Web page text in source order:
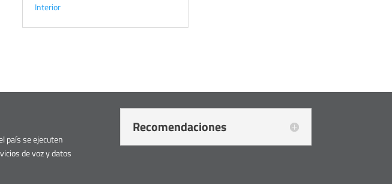
Interior
país se ejecuten
de voz y datos
Recomendaciones